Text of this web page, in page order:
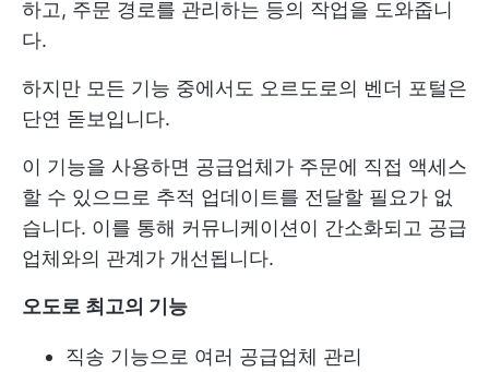
하고, 주문 경로를 관리하는 등의 작업을 도와줍니
다.
하지만 모든 기능 중에서도 오르도로의 벤더 포털은
단연 돋보입니다.
이 기능을 사용하면 공급업체가 주문에 직접 액세스
할 수 있으므로 추적 업데이트를 전달할 필요가 없
습니다. 이를 통해 커뮤니케이션이 간소화되고 공급
업체와의 관계가 개선됩니다.
오도로 최고의 기능
직송 기능으로 여러 공급업체 관리